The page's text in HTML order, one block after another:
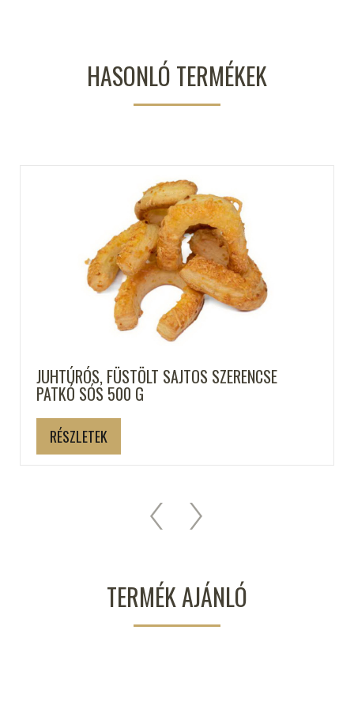
HASONLÓ TERMÉKEK
JUHTÚRÓS, FÜSTÖLT SAJTOS SZERENCSE
PATKÓ SÓS 500 G
RÉSZLETEK
TERMÉK AJÁNLÓ